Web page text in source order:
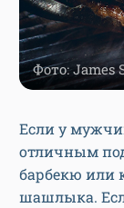
Фото: James
Если у
отличным
барбекю или
шашлыка.